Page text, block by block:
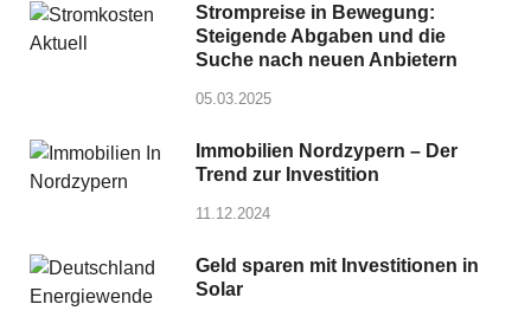
Strompreise in Bewegung:
Steigende Abgaben und die
Suche nach neuen Anbietern
05.03.2025
Immobilien Nordzypern – Der
Trend zur Investition
11.12.2024
Geld sparen mit Investitionen in
Solar